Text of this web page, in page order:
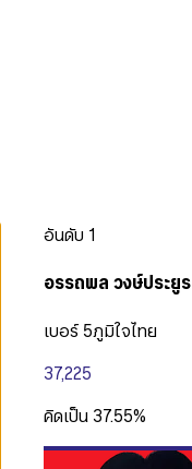
อันดับ 1
อรรถพล วงษ์ประยูร
เบอร์ 5ภูมิใจไทย
37,225
คิดเป็น 37.55%